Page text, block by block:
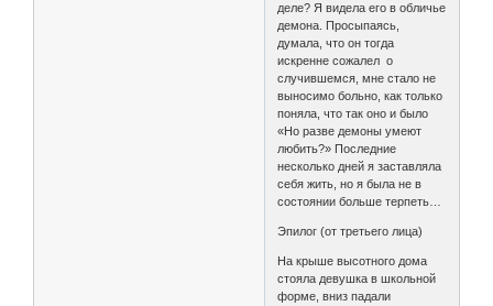
деле? Я видела его в обличье
демона. Просыпаясь,
думала, что он тогда
искренне сожалел о
случившемся, мне стало не
выносимо больно, как только
поняла, что так оно и было
«Но разве демоны умеют
любить?» Последние
несколько дней я заставляла
себя жить, но я была не в
состоянии больше терпеть…
Эпилог (от третьего лица)
На крыше высотного дома
стояла девушка в школьной
форме, вниз падали